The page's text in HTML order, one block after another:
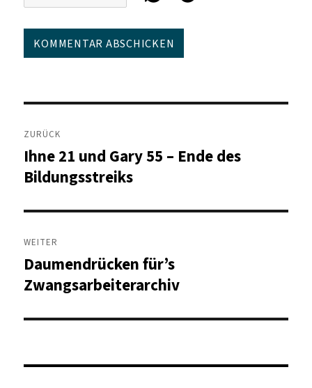
Beitragsnavigation
ZURÜCK
Vorheriger
Beitrag:
Ihne 21 und Gary 55 – Ende des
Bildungsstreiks
WEITER
Nächster
Beitrag:
Daumendrücken für’s
Zwangsarbeiterarchiv